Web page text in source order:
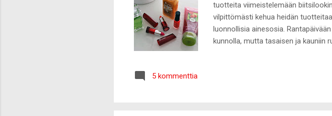
tuotteita viimeistelemään
vilpittömästi kehua heidän
luonnollisia ainesosia.
kunnolla, mutta tasaisen ja kauniin
Pidän todella kevyistä ja
5 kommenttia